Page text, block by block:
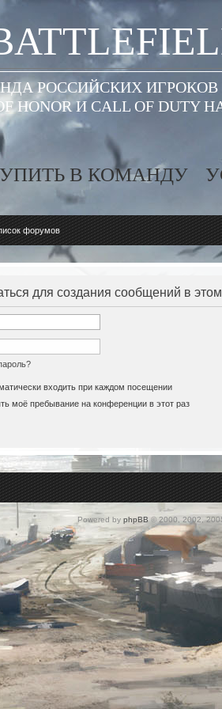
РОССИЙСКИХ ИГРОКОВ
HONOR И CALL OF
В КОМАНДУ
форумов
для создания сообщений в
входить при каждом посещении
моё пребывание на конференции в этот раз
Powered by phpBB© 2000, 2002,